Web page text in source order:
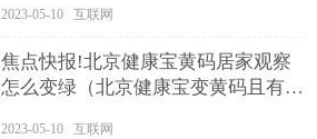
2023-05-10 互联网
焦点快报!北京健康宝黄码居家观察
怎么变绿（北京健康宝变黄码且有弹
2023-05-10 互联网